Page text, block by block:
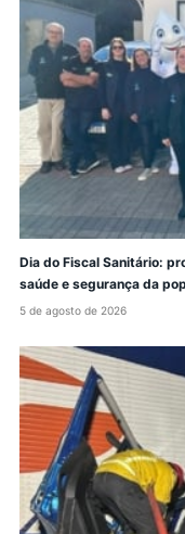
Dia do Fiscal Sanitário:
saúde e segurança da
5 de agosto de 2026